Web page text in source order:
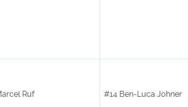
Ruf #14 Ben-Luca Johner